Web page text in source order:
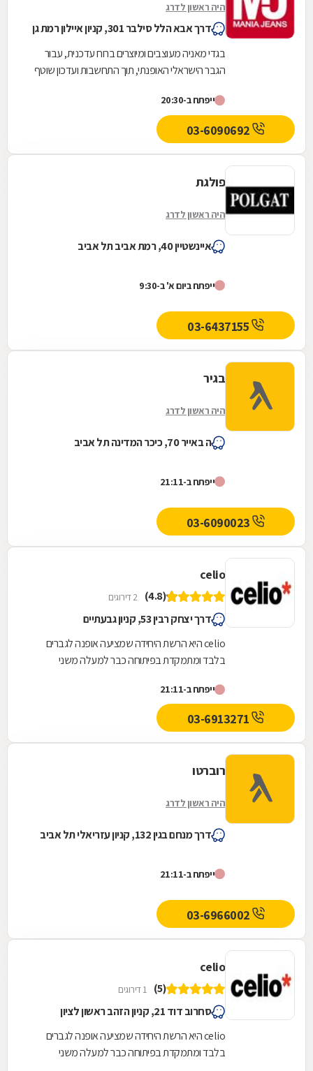
היה ראשון לדרג
דרך אבא הלל סילבר 301, קניון איילון רמת גן
בגדי מאניה מעוצבים ומיוצרים ברוח עדכנית, עבור
הגבר הישראלי האופנתי, תוך התחשבות ועדכון שוטף
אותה...
ייפתח ב-20:30
03-6090692
פולגת
היה ראשון לדרג
איינשטיין 40, רמת אביב תל אביב
ייפתח ביום א' ב-9:30
בגיר
היה ראשון לדרג
ה באייר 70, כיכר המדינה תל אביב
ייפתח ב-21:11
03-6090023
celio
(4.8) 2 דירוגים
דרך יצחק רבין 53, קניון גבעתיים
celio היא הרשת היחידה שמציעה אופנה לגברים
בלבד ומתמקדת בפיתוחה כבר למעלה משני
תרבות הצריכה הגברית,...
ייפתח ב-21:11
03-6913271
רוברטו
היה ראשון לדרג
דרך מנחם בגין 132, קניון עזריאלי תל אביב
ייפתח ב-21:11
03-6966002
celio
(5) 1 דירוגים
סחרוב דוד 21, קניון הזהב ראשון לציון
celio היא הרשת היחידה שמציעה אופנה לגברים
בלבד ומתמקדת בפיתוחה כבר למעלה משני